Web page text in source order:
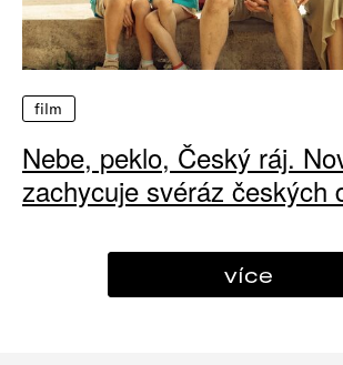
film
Nebe, peklo, Český ráj.
zachycuje svéráz českých
více